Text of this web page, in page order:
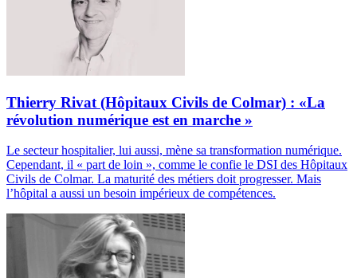
Thierry Rivat (Hôpitaux Civils de Colmar) : «La
révolution numérique est en marche »
Le secteur hospitalier, lui aussi, mène sa transformation numérique.
Cependant, il « part de loin », comme le confie le DSI des Hôpitaux
Civils de Colmar. La maturité des métiers doit progresser. Mais
l’hôpital a aussi un besoin impérieux de compétences.